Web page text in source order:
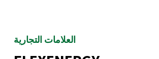
العلامات التجارية